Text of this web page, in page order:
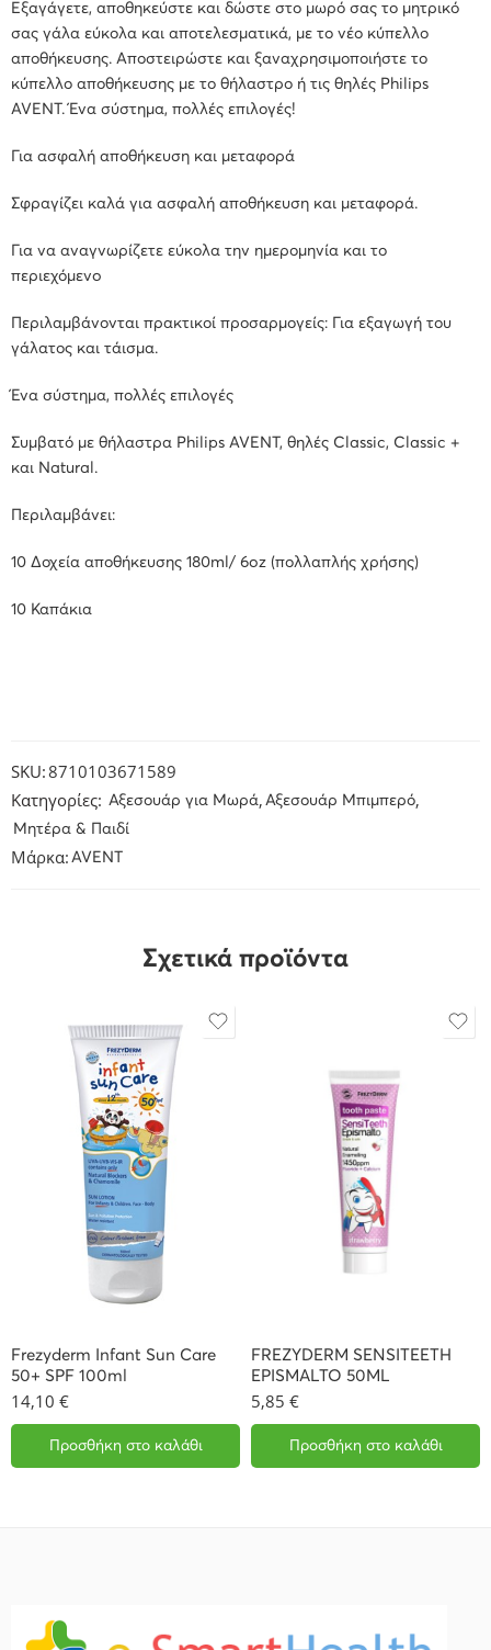
Εξαγάγετε, αποθηκεύστε και δώστε στο μωρό σας το μητρικό
σας γάλα εύκολα και αποτελεσματικά, με το νέο κύπελλο
αποθήκευσης. Αποστειρώστε και ξαναχρησιμοποιήστε το
κύπελλο αποθήκευσης με το θήλαστρο ή τις θηλές Philips
AVENT. Ένα σύστημα, πολλές επιλογές!
Για ασφαλή αποθήκευση και μεταφορά
Σφραγίζει καλά για ασφαλή αποθήκευση και μεταφορά.
Για να αναγνωρίζετε εύκολα την ημερομηνία και το
περιεχόμενo
Περιλαμβάνονται πρακτικοί προσαρμογείς: Για εξαγωγή του
γάλατος και τάισμα.
Ένα σύστημα, πολλές επιλογές
Συμβατό με θήλαστρα Philips AVENT, θηλές Classic, Classic +
και Natural.
Περιλαμβάνει:
10 Δοχεία αποθήκευσης 180ml/ 6oz (πολλαπλής χρήσης)
10 Καπάκια
SKU:8710103671589
Κατηγορίες: Αξεσουάρ για Μωρά, Αξεσουάρ Μπιμπερό,
Μητέρα & Παιδί
Μάρκα: AVENT
Σχετικά προϊόντα
Frezyderm Infant Sun Care
50+ SPF 100ml
14,10 €
Προσθήκη στο καλάθι
FREZYDERM SENSITEETH
EPISMALTO 50ML
5,85 €
Προσθήκη στο καλάθι